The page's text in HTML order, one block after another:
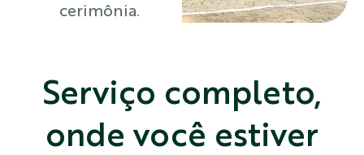
cerimônia.
Serviço completo,
onde você estiver